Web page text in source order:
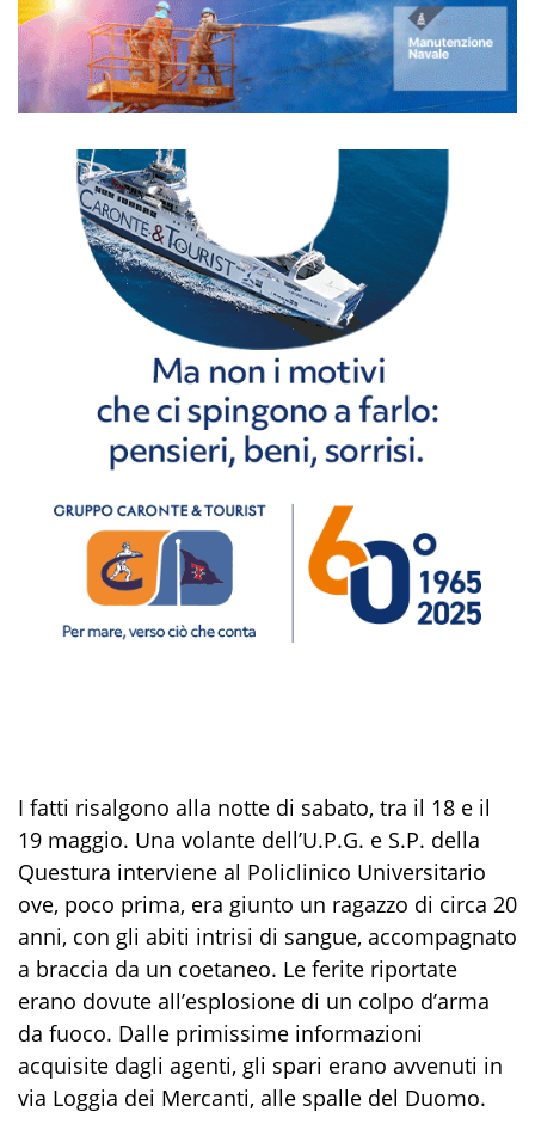
I fatti risalgono alla notte di sabato, tra il 18 e il
19 maggio. Una volante dell’U.P.G. e S.P. della
Questura interviene al Policlinico Universitario
ove, poco prima, era giunto un ragazzo di circa 20
anni, con gli abiti intrisi di sangue, accompagnato
a braccia da un coetaneo. Le ferite riportate
erano dovute all’esplosione di un colpo d’arma
da fuoco. Dalle primissime informazioni
acquisite dagli agenti, gli spari erano avvenuti in
via Loggia dei Mercanti, alle spalle del Duomo.